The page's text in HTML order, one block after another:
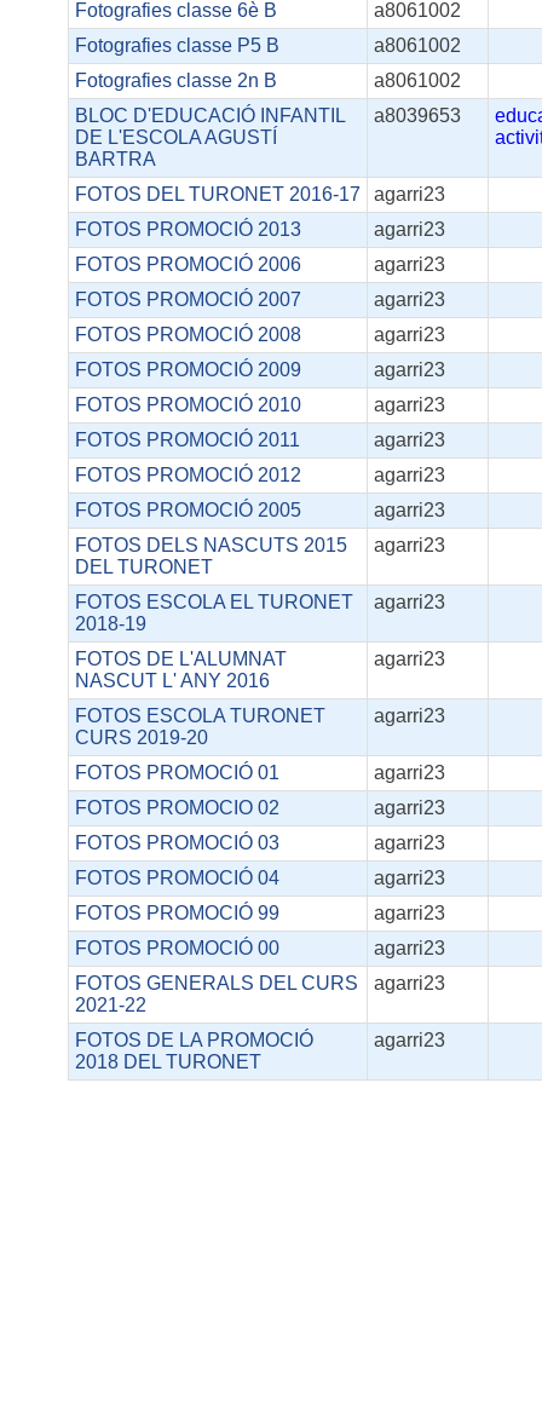
Fotografies classe 6è B
a8061002
Fotografies classe P5 B
a8061002
Fotografies classe 2n B
a8061002
BLOC D'EDUCACIÓ INFANTIL
DE L'ESCOLA AGUSTÍ
BARTRA
a8039653
FOTOS DEL TURONET 2016-17
agarri23
FOTOS PROMOCIÓ 2013
agarri23
FOTOS PROMOCIÓ 2006
agarri23
FOTOS PROMOCIÓ 2007
agarri23
FOTOS PROMOCIÓ 2008
agarri23
FOTOS PROMOCIÓ 2009
agarri23
FOTOS PROMOCIÓ 2010
agarri23
FOTOS PROMOCIÓ 2011
agarri23
FOTOS PROMOCIÓ 2012
agarri23
FOTOS PROMOCIÓ 2005
agarri23
FOTOS DELS NASCUTS 2015
DEL TURONET
agarri23
FOTOS ESCOLA EL TURONET
2018-19
agarri23
FOTOS DE L'ALUMNAT
NASCUT L' ANY 2016
agarri23
FOTOS ESCOLA TURONET
CURS 2019-20
agarri23
FOTOS PROMOCIÓ 01
agarri23
FOTOS PROMOCIO 02
agarri23
FOTOS PROMOCIÓ 03
agarri23
FOTOS PROMOCIÓ 04
agarri23
FOTOS PROMOCIÓ 99
agarri23
FOTOS PROMOCIÓ 00
agarri23
FOTOS GENERALS DEL CURS
2021-22
agarri23
FOTOS DE LA PROMOCIÓ
2018 DEL TURONET
agarri23